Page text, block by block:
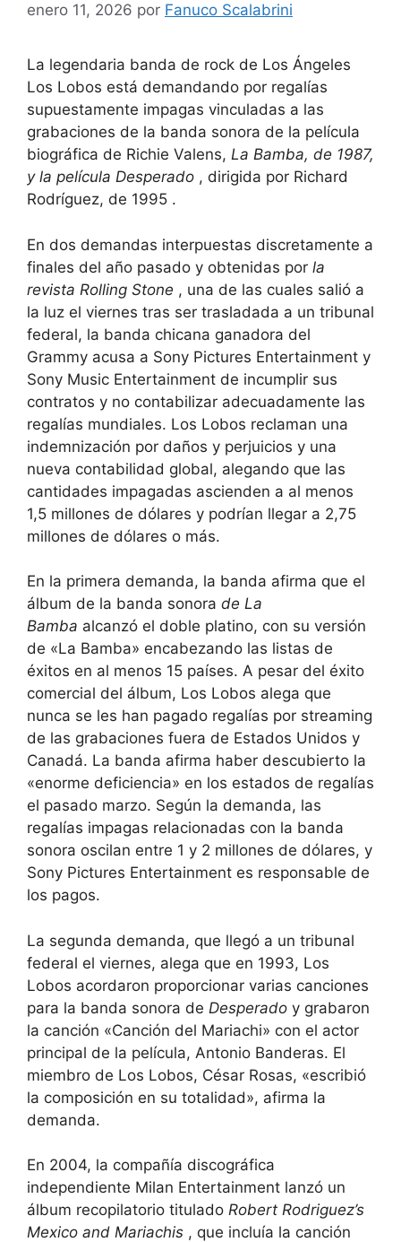
enero 11, 2026 por Fanuco Scalabrini
La legendaria banda de rock de Los Ángeles
Los Lobos está demandando por regalías
supuestamente impagas vinculadas a las
grabaciones de la banda sonora de la película
biográfica de Richie Valens, La Bamba, de 1987,
y la película Desperado , dirigida por Richard
Rodríguez, de 1995 .
En dos demandas interpuestas discretamente a
finales del año pasado y obtenidas por la
revista Rolling Stone , una de las cuales salió a
la luz el viernes tras ser trasladada a un tribunal
federal, la banda chicana ganadora del
Grammy acusa a Sony Pictures Entertainment y
Sony Music Entertainment de incumplir sus
contratos y no contabilizar adecuadamente las
regalías mundiales. Los Lobos reclaman una
indemnización por daños y perjuicios y una
nueva contabilidad global, alegando que las
cantidades impagadas ascienden a al menos
1,5 millones de dólares y podrían llegar a 2,75
millones de dólares o más.
En la primera demanda, la banda afirma que el
álbum de la banda sonora de La
Bamba alcanzó el doble platino, con su versión
de «La Bamba» encabezando las listas de
éxitos en al menos 15 países. A pesar del éxito
comercial del álbum, Los Lobos alega que
nunca se les han pagado regalías por streaming
de las grabaciones fuera de Estados Unidos y
Canadá. La banda afirma haber descubierto la
«enorme deficiencia» en los estados de regalías
el pasado marzo. Según la demanda, las
regalías impagas relacionadas con la banda
sonora oscilan entre 1 y 2 millones de dólares, y
Sony Pictures Entertainment es responsable de
los pagos.
La segunda demanda, que llegó a un tribunal
federal el viernes, alega que en 1993, Los
Lobos acordaron proporcionar varias canciones
para la banda sonora de Desperado y grabaron
la canción «Canción del Mariachi» con el actor
principal de la película, Antonio Banderas. El
miembro de Los Lobos, César Rosas, «escribió
la composición en su totalidad», afirma la
demanda.
En 2004, la compañía discográfica
independiente Milan Entertainment lanzó un
álbum recopilatorio titulado Robert Rodriguez’s
Mexico and Mariachis , que incluía la canción